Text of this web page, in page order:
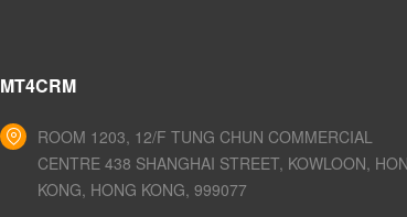
MT4CRM
ROOM 1203, 12/F TUNG CHUN COMMERCIAL
CENTRE 438 SHANGHAI STREET, KOWLOON,
KONG, HONG KONG, 999077